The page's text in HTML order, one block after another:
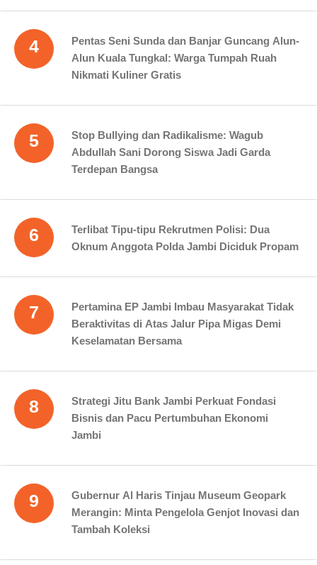
4
Pentas Seni Sunda dan Banjar Guncang Alun-
Alun Kuala Tungkal: Warga Tumpah Ruah
Nikmati Kuliner Gratis
5
Stop Bullying dan Radikalisme: Wagub
Abdullah Sani Dorong Siswa Jadi Garda
Terdepan Bangsa
6
Terlibat Tipu-tipu Rekrutmen Polisi: Dua
Oknum Anggota Polda Jambi Diciduk Propam
7
Pertamina EP Jambi Imbau Masyarakat Tidak
Beraktivitas di Atas Jalur Pipa Migas Demi
Keselamatan Bersama
8
Strategi Jitu Bank Jambi Perkuat Fondasi
Bisnis dan Pacu Pertumbuhan Ekonomi
Jambi
9
Gubernur Al Haris Tinjau Museum Geopark
Merangin: Minta Pengelola Genjot Inovasi dan
Tambah Koleksi